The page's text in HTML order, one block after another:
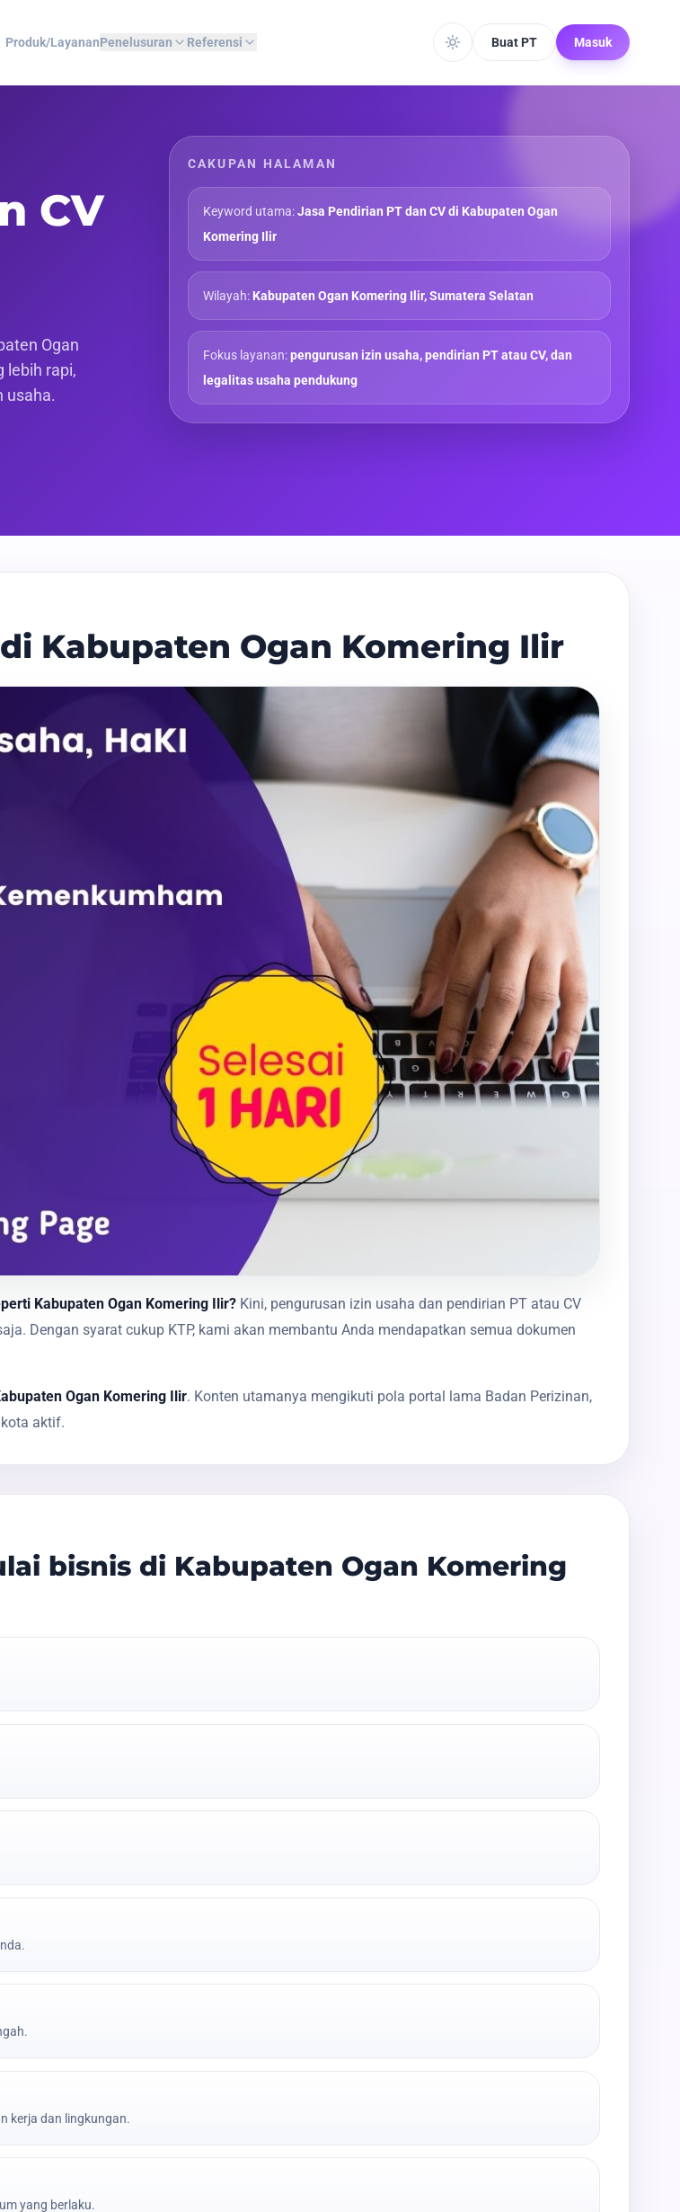
Produk/LayananPenelusuran Referensi Buat PT Masuk
CV
Ogan
lebih rapi,
usaha.
CAKUPAN HALAMAN
Keyword utama:Jasa Pendirian PT dan CV di Kabupaten Ogan
Komering Ilir
Wilayah: Kabupaten Ogan Komering Ilir, Sumatera Selatan
Fokus layanan:pengurusan izin usaha, pendirian PT atau CV, dan
legalitas usaha pendukung
Kabupaten Ogan Komering Ilir
Kabupaten Ogan Komering Ilir? Kini, pengurusan izin usaha dan pendirian PT atau CV
Dengan syarat cukup KTP, kami akan membantu Anda mendapatkan semua dokumen
Ogan Komering Ilir. Konten utamanya mengikuti pola portal lama Badan Perizinan,
aktif.
bisnis di Kabupaten Ogan Komering
kerja dan lingkungan.
yang berlaku.